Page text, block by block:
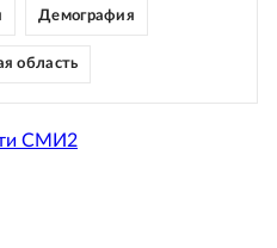
Демография
область
СМИ2